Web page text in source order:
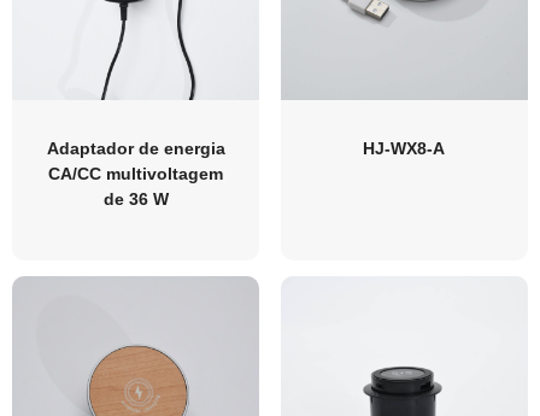
Adaptador de energia
CA/CC multivoltagem
de 36 W
HJ-WX8-A